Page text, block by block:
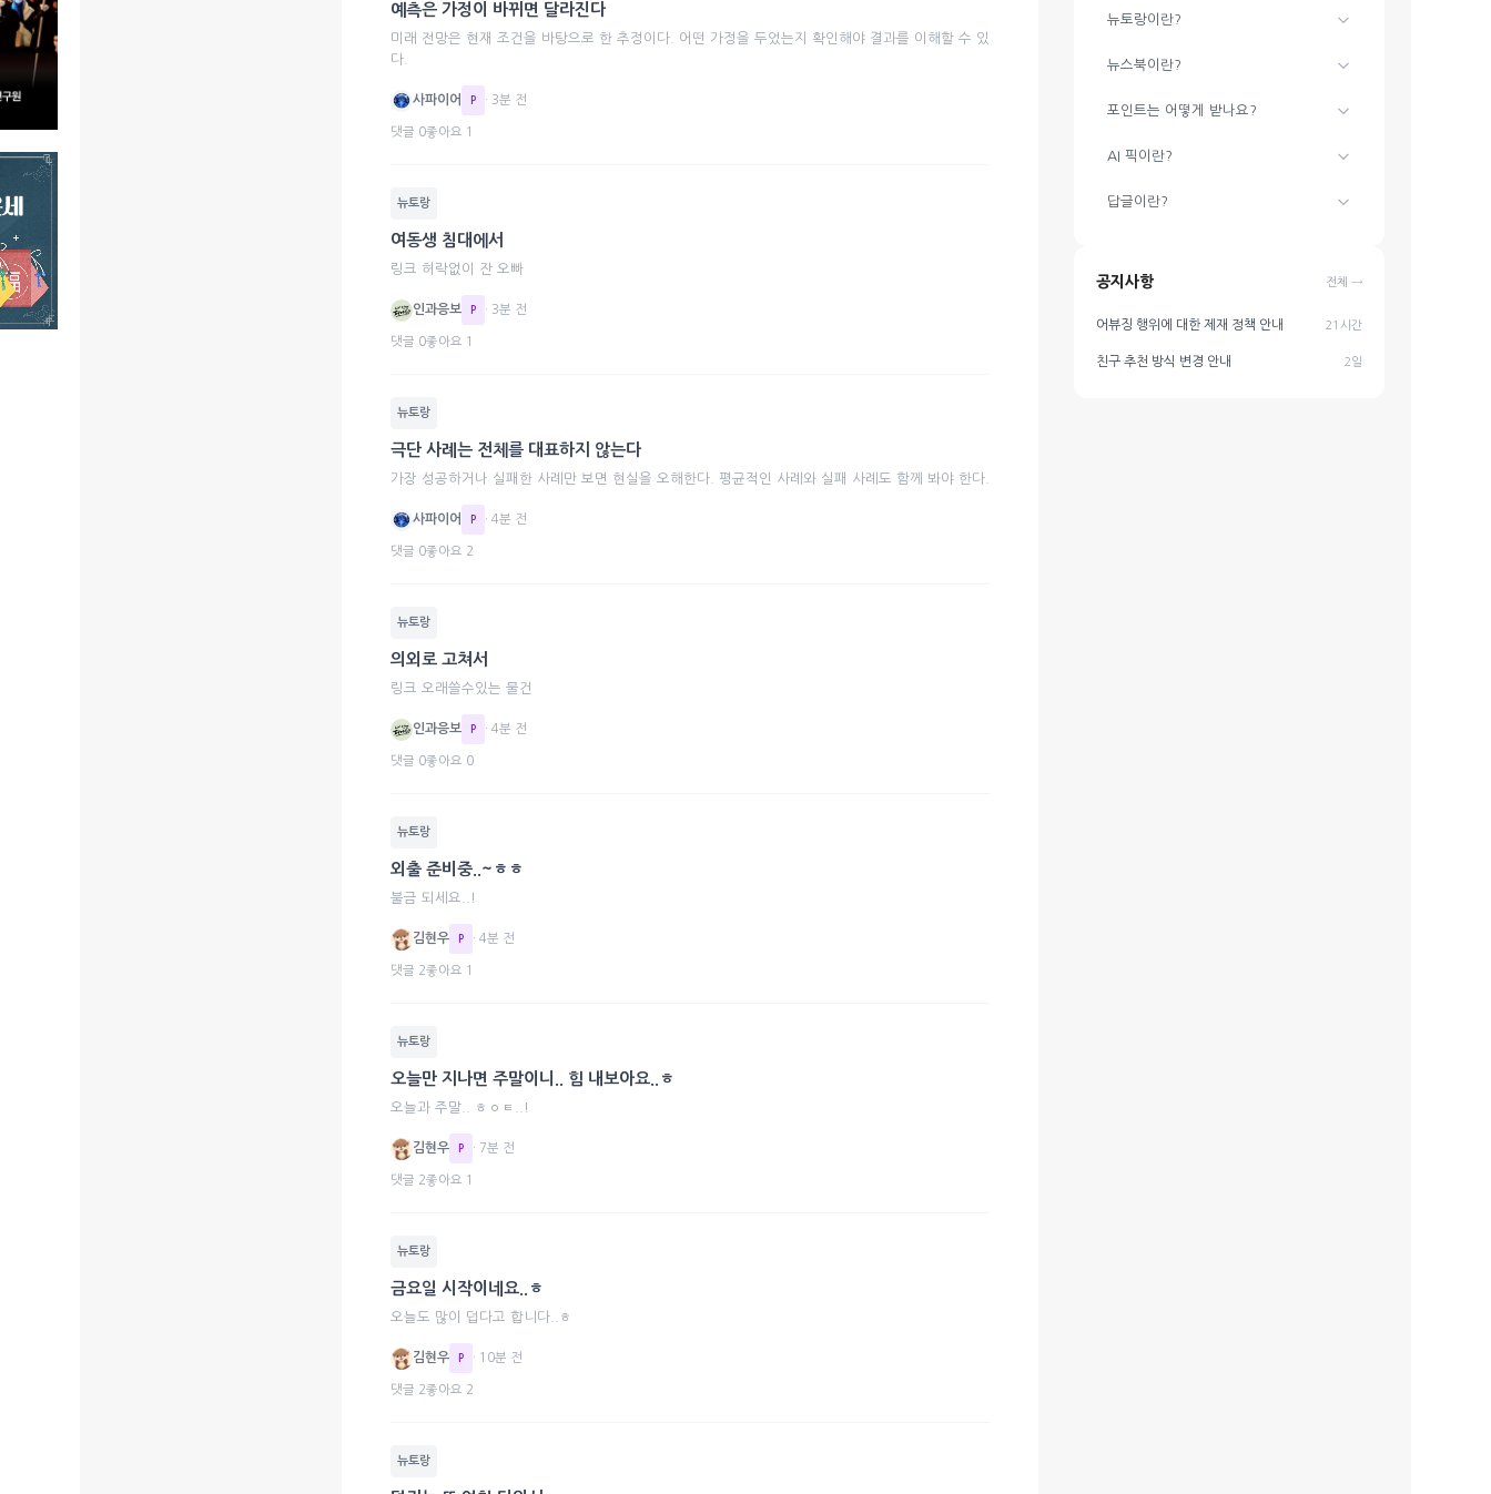
예측은 가정이 바뀌면 달라진다
미래 전망은 현재 조건을 바탕으로 한 추정이다. 어떤 가정을 두었는지 확인해야 결과를 이해할 수 있
다.
사파이어 P · 3분 전
댓글 0좋아요 1
뉴토랑
여동생 침대에서
링크 허락없이 잔 오빠
인과응보 P · 3분 전
댓글 0좋아요 1
뉴토랑
극단 사례는 전체를 대표하지 않는다
가장 성공하거나 실패한 사례만 보면 현실을 오해한다. 평균적인 사례와 실패 사례도 함께 봐야 한다.
사파이어 P · 4분 전
댓글 0좋아요 2
뉴토랑
의외로 고쳐서
링크 오래쓸수있는 물건
인과응보 P · 4분 전
댓글 0좋아요 0
뉴토랑
외출 준비중..~ㅎㅎ
불금 되세요..!
김현우 P · 4분 전
댓글 2좋아요 1
뉴토랑
오늘만 지나면 주말이니.. 힘 내보아요..ㅎ
오늘과 주말.. ㅎㅇㅌ..!
김현우 P · 7분 전
댓글 2좋아요 1
뉴토랑
금요일 시작이네요..ㅎ
오늘도 많이 덥다고 합니다..ㅎ
김현우 P · 10분 전
댓글 2좋아요 2
뉴토랑
뉴토랑이란?
뉴스북이란?
포인트는 어떻게 받나요?
AI 픽이란?
답글이란?
공지사항 전체 →
어뷰징 행위에 대한 제재 정책 안내 21시간
친구 추천 방식 변경 안내 2일